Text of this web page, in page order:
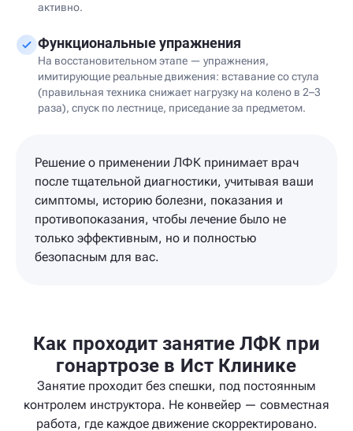
активно.
Функциональные упражнения
На восстановительном этапе — упражнения,
имитирующие реальные движения: вставание со стула
(правильная техника снижает нагрузку на колено в 2–3
раза), спуск по лестнице, приседание за предметом.
Решение о применении ЛФК принимает врач
после тщательной диагностики, учитывая ваши
симптомы, историю болезни, показания и
противопоказания, чтобы лечение было не
только эффективным, но и полностью
безопасным для вас.
Как проходит занятие ЛФК при
гонартрозе в Ист Клинике
Занятие проходит без спешки, под постоянным
контролем инструктора. Не конвейер — совместная
работа, где каждое движение скорректировано.